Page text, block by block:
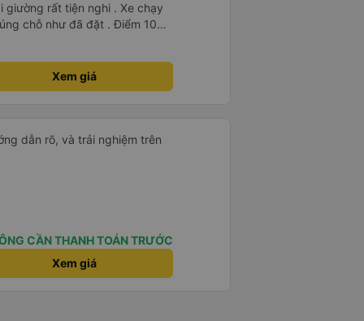
giường rất tiện nghi . Xe chạy
chỗ như đã đặt . Điểm 10
Xem giá
dẫn rõ, và trải nghiệm trên
CẦN THANH TOÁN TRƯỚC
Xem giá